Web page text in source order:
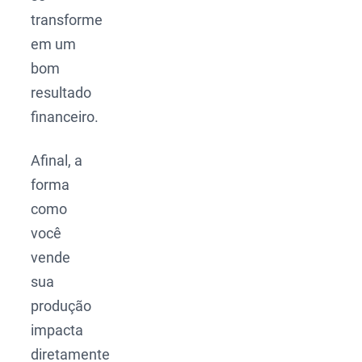
transforme
em um
bom
resultado
financeiro.
Afinal, a
forma
como
você
vende
sua
produção
impacta
diretamente